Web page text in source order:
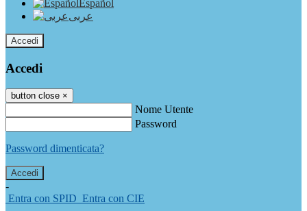
Español
عربى
Accedi
Accedi
button close ×
Nome Utente
Password
Password dimenticata?
-
Entra con SPID Entra con CIE